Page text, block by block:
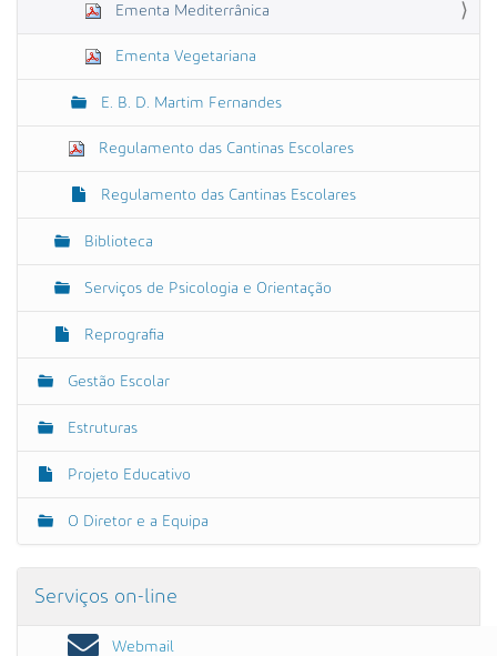
Ementa Mediterrânica
Ementa Vegetariana
E. B. D. Martim Fernandes
Regulamento das Cantinas Escolares
Regulamento das Cantinas Escolares
Biblioteca
Serviços de Psicologia e Orientação
Reprografia
Gestão Escolar
Estruturas
Projeto Educativo
O Diretor e a Equipa
Serviços on-line
Webmail